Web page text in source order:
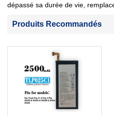
dépassé sa durée de vie,
Produits Recommandés